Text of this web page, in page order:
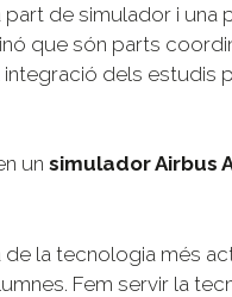
part de simulador i
que són parts
dels estudis
un simulador Airbus
la tecnologia més
Fem servir la